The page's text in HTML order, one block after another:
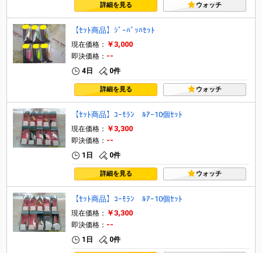
詳細を見る ウォッチ
【ｾｯﾄ商品】ｼﾞｰﾊﾞｯﾊｾｯﾄ
現在価格： ￥3,000
即決価格： --
4日 0件
詳細を見る ウォッチ
【ｾｯﾄ商品】ｺｰﾓﾗﾝ ﾙｱｰ10個ｾｯﾄ
現在価格： ￥3,300
即決価格： --
1日 0件
詳細を見る ウォッチ
【ｾｯﾄ商品】ｺｰﾓﾗﾝ ﾙｱｰ10個ｾｯﾄ
現在価格： ￥3,300
即決価格： --
1日 0件